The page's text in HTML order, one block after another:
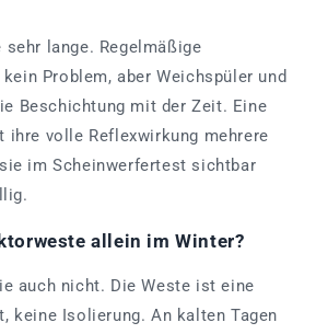
lange. Regelmäßige
Problem, aber Weichspüler und
Beschichtung mit der Zeit. Eine
ihre volle Reflexwirkung mehrere
im Scheinwerfertest sichtbar
allein im Winter?
auch nicht. Die Weste ist eine
keine Isolierung. An kalten Tagen